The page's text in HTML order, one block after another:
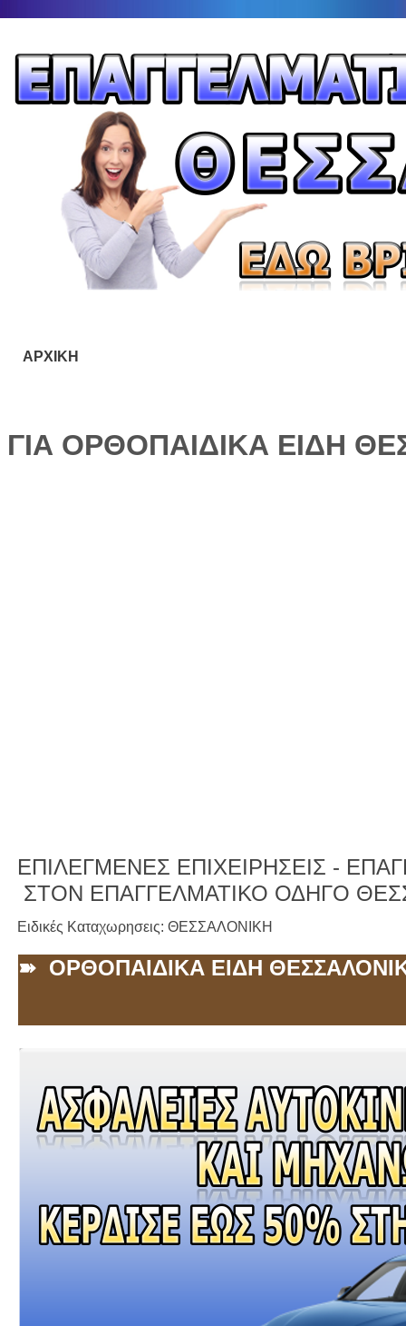
ΓΙΑ ΟΡΘΟΠΑΙΔΙΚΑ ΕΙΔΗ
ΕΠΙΛΕΓΜΕΝΕΣ ΕΠΙΧΕΙΡΗΣΕΙΣ -
ΣΤΟΝ ΕΠΑΓΓΕΛΜΑΤΙΚΟ ΟΔΗΓΟ
Ειδικές Καταχωρησεις: ΘΕΣΣΑΛΟΝΙΚΗ
➽ ΟΡΘΟΠΑΙΔΙΚΑ ΕΙΔΗ
ΑΡΧΙΚΗ